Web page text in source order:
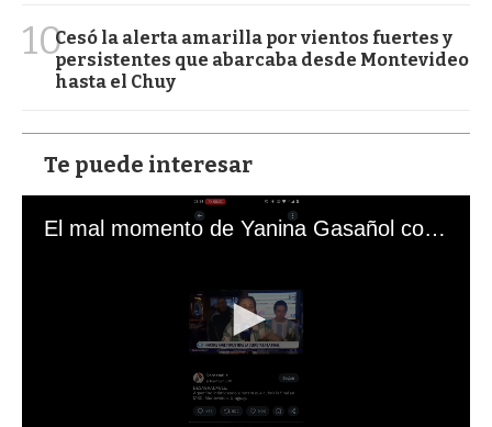
10Cesó la alerta amarilla por vientos fuertes y
persistentes que abarcaba desde Montevideo
hasta el Chuy
Te puede interesar
El mal momento de Yanina Gasañol con un hincha argentino en "Subrayado"